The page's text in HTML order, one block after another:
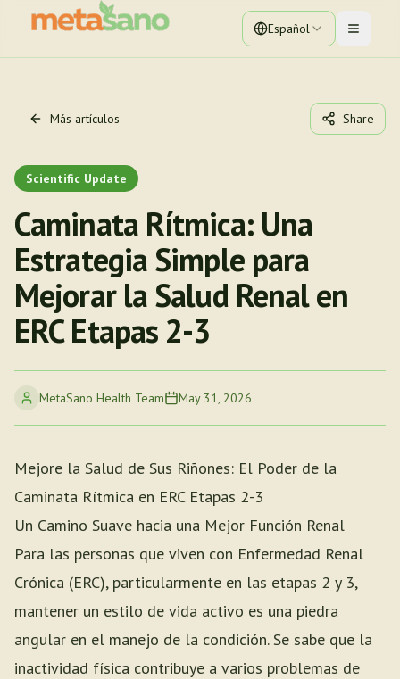
Español Toggle
Más artículos Share
Scientific Update
Caminata Rítmica: Una
Estrategia Simple para
Mejorar la Salud Renal en
ERC Etapas 2-3
MetaSano Health Team May 31, 2026
Mejore la Salud de Sus Riñones: El Poder de la
Caminata Rítmica en ERC Etapas 2-3
Un Camino Suave hacia una Mejor Función Renal
Para las personas que viven con Enfermedad Renal
Crónica (ERC), particularmente en las etapas 2 y 3,
mantener un estilo de vida activo es una piedra
angular en el manejo de la condición. Se sabe que la
inactividad física contribuye a varios problemas de